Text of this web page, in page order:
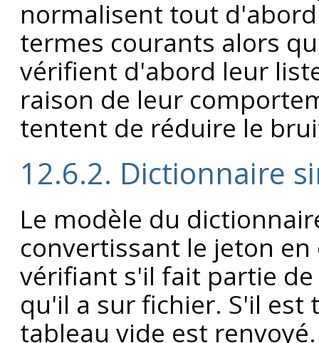
normalisent tout
termes courants alors
vérifient d'abord leur
raison de leur
tentent de réduire le
12.6.2. Dictionnaire
Le modèle du
convertissant le jeton
vérifiant s'il fait partie
qu'il a sur fichier. S'il est
tableau vide est